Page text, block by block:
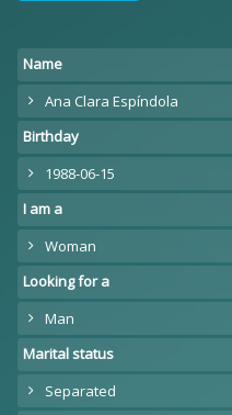
Name
Ana Clara Espíndola
Birthday
1988-06-15
I am a
Woman
Looking for a
Man
Marital status
Separated